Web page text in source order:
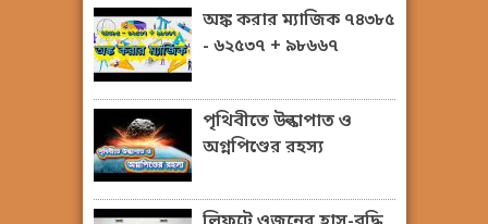
অঙ্ক করার ম্যাজিক ৭৪৩৮৫
- ৬২৫৩৭ + ৯৮৬৬৭
পৃথিবীতে উল্কাপাত ও
অগ্নপিণ্ডের রহস্য